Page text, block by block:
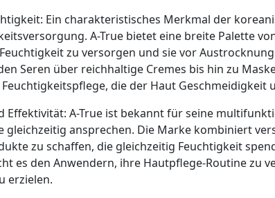
Ein charakteristisches Merkmal der
A-True bietet eine breite Palette
zu versorgen und sie vor
Seren über reichhaltige Cremes bis hin zu
die der Haut Geschmeidigkeit
A-True ist bekannt für seine
gleichzeitig ansprechen. Die Marke kombiniert
zu schaffen, die gleichzeitig Feuchtigkeit
es den Anwendern, ihre Hautpflege-Routine zu
erzielen.